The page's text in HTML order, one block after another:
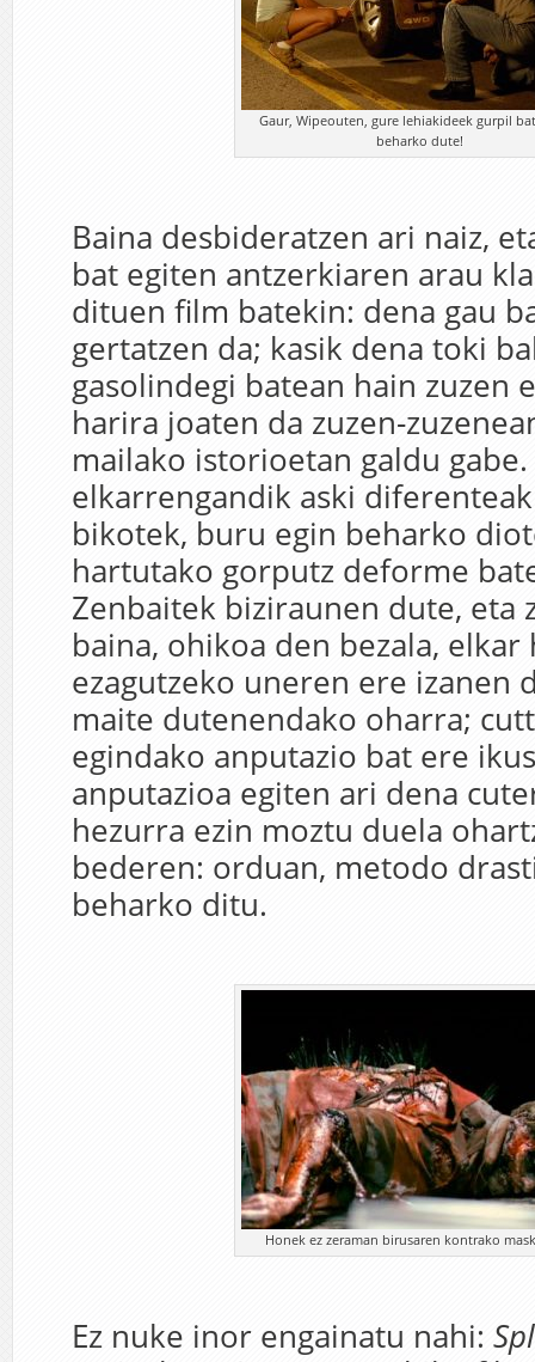
Gaur, Wipeouten, gure lehiakideek gurpil
beharko dute!
Baina desbideratzen ari naiz,
bat egiten antzerkiaren arau
dituen film batekin: dena gau
gertatzen da; kasik dena toki
gasolindegi batean hain zuzen
harira joaten da zuzen-
mailako istorioetan galdu
elkarrengandik aski
bikotek, buru egin beharko
hartutako gorputz deforme
Zenbaitek biziraunen dute, eta
baina, ohikoa den bezala, elkar
ezagutzeko uneren ere izanen
maite dutenendako oharra;
egindako anputazio bat ere
anputazioa egiten ari dena
hezurra ezin moztu duela
bederen: orduan, metodo
beharko ditu.
Honek ez zeraman birusaren kontrako
Ez nuke inor engainatu nahi: